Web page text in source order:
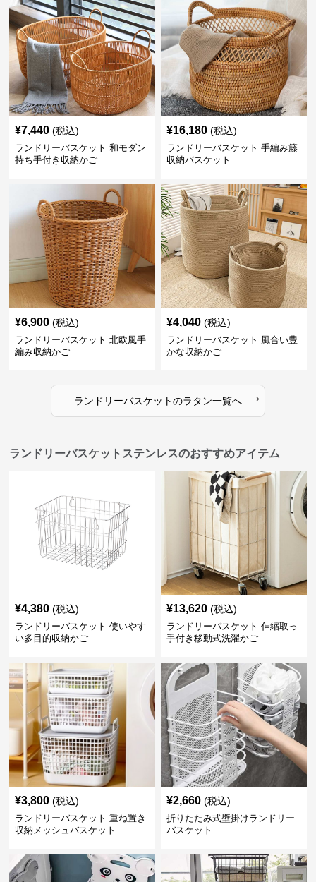
¥7,440 (税込)
ランドリーバスケット 和モダン
持ち手付き収納かご
¥16,180 (税込)
ランドリーバスケット 手編み籐
収納バスケット
¥6,900 (税込)
ランドリーバスケット 北欧風手
編み収納かご
¥4,040 (税込)
ランドリーバスケット 風合い豊
かな収納かご
ランドリーバスケットのラタン一覧へ ›
ランドリーバスケットステンレスのおすすめアイテム
¥4,380 (税込)
ランドリーバスケット 使いやす
い多目的収納かご
¥13,620 (税込)
ランドリーバスケット 伸縮取っ
手付き移動式洗濯かご
¥3,800 (税込)
ランドリーバスケット 重ね置き
収納メッシュバスケット
¥2,660 (税込)
折りたたみ式壁掛けランドリー
バスケット